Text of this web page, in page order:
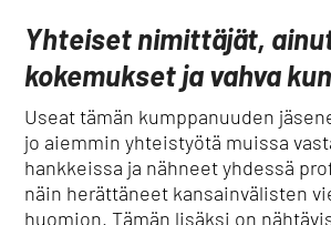
Yhteiset nimittäjät,
kokemukset ja vahva
Useat tämän kumppanuuden
jo aiemmin yhteistyötä muissa
hankkeissa ja nähneet yhdessä
näin herättäneet kansainvälisten
huomion. Tämän lisäksi on